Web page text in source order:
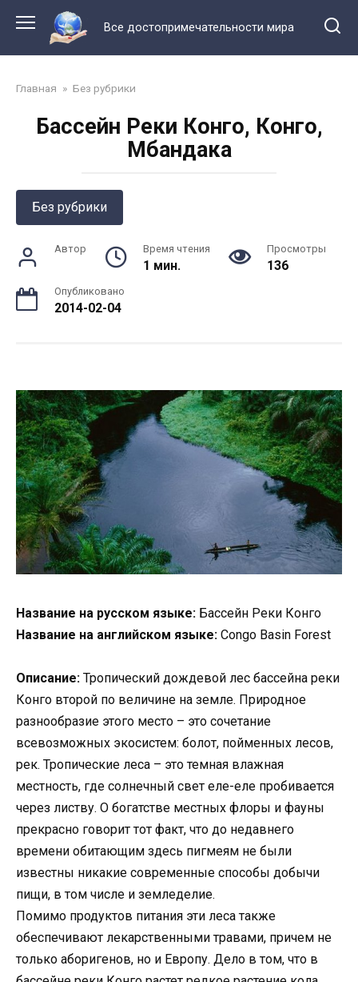
контенту
Все достопримечательности мира
Главная » Без рубрики
Бассейн Реки Конго, Конго,
Мбандака
Без рубрики
Автор Время чтения
1 мин.
Просмотры
136
Опубликовано
2014-02-04
Название на русском языке: Бассейн Реки Конго
Название на английском языке: Congo Basin Forest
Описание: Тропический дождевой лес бассейна реки
Конго второй по величине на земле. Природное
разнообразие этого место – это сочетание
всевозможных экосистем: болот, пойменных лесов,
рек. Тропические леса – это темная влажная
местность, где солнечный свет еле-еле пробивается
через листву. О богатстве местных флоры и фауны
прекрасно говорит тот факт, что до недавнего
времени обитающим здесь пигмеям не были
известны никакие современные способы добычи
пищи, в том числе и земледелие.
Помимо продуктов питания эти леса также
обеспечивают лекарственными травами, причем не
только аборигенов, но и Европу. Дело в том, что в